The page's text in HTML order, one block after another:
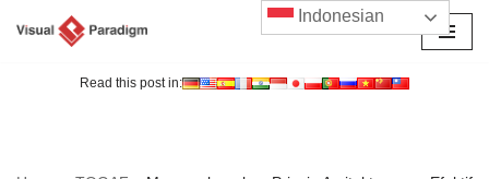
Read this post in:
Indonesian